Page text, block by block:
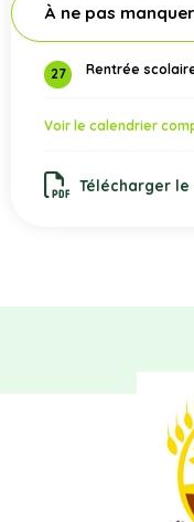
À ne pas
27 Rentrée
Voir le calendrier
Télécharger